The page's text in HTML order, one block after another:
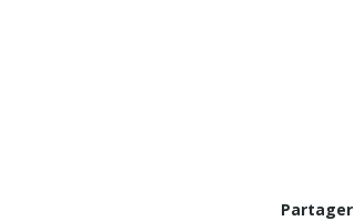
Partager